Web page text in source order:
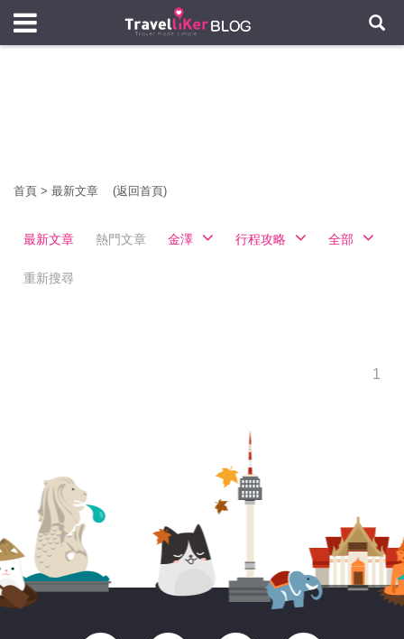
首頁 > 最新文章 (返回首頁)
最新文章 熱門文章 金澤 行程攻略 全部
重新搜尋
1